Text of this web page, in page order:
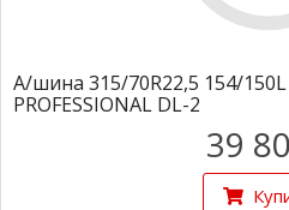
А/шина 315/70R22,5 154/150L
PROFESSIONAL DL-2
39